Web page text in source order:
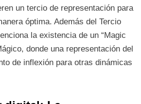
un tercio de representación para
óptima. Además del Tercio
la existencia de un “Magic
donde una representación del
de inflexión para otras dinámicas